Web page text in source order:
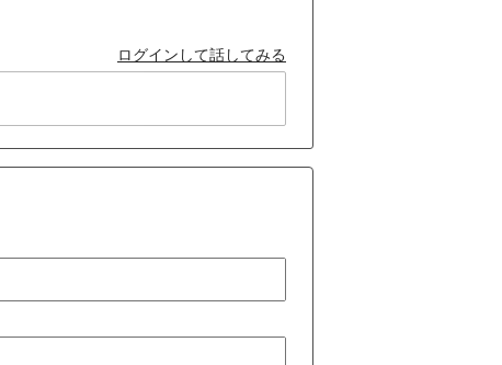
ログインして話してみる